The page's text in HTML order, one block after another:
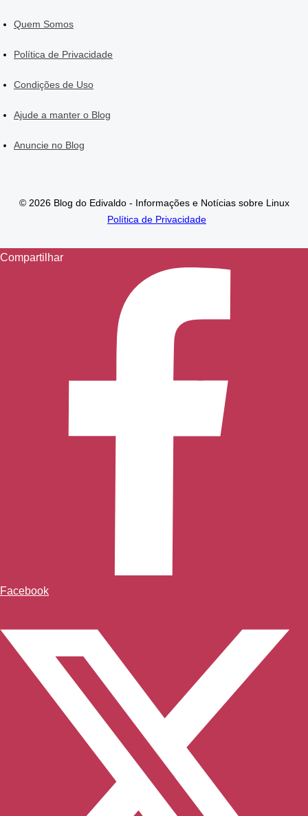
Quem Somos
Política de Privacidade
Condições de Uso
Ajude a manter o Blog
Anuncie no Blog
© 2026 Blog do Edivaldo - Informações e Notícias sobre Linux
Política de Privacidade
Compartilhar
Facebook